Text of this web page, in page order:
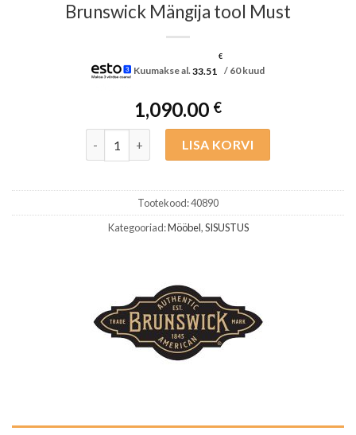
Brunswick Mängija tool Must
Kuumakse al. 33.51
€
/ 60 kuud
1,090.00 €
Brunswick Mängija tool Must kogus
LISA KORVI
Tootekood:40890
Kategooriad:Mööbel,SISUSTUS